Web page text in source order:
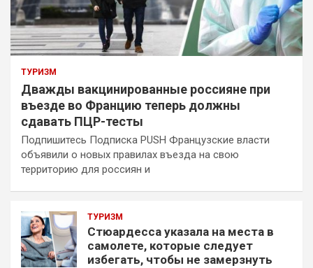
ТУРИЗМ
Дважды вакцинированные россияне при
въезде во Францию теперь должны
сдавать ПЦР-тесты
Подпишитесь Подписка PUSH Французские власти
объявили о новых правилах въезда на свою
территорию для россиян и
ТУРИЗМ
Стюардесса указала на места в
самолете, которые следует
избегать, чтобы не замерзнуть